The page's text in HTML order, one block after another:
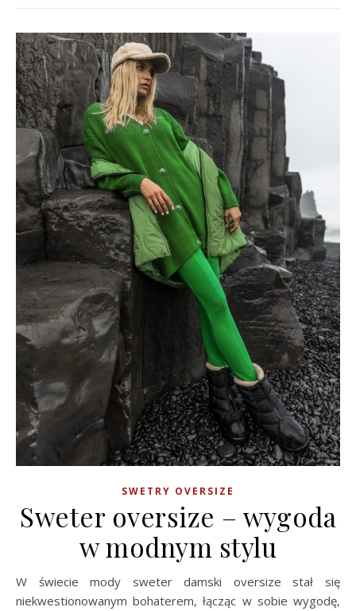
SWETRY OVERSIZE
Sweter oversize – wygoda
w modnym stylu
W świecie mody sweter damski oversize stał się
niekwestionowanym bohaterem, łącząc w sobie wygodę,